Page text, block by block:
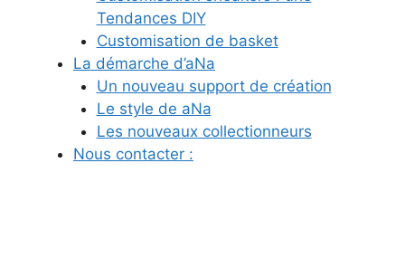
Tendances DIY
Customisation de basket
La démarche d’aNa
Un nouveau support de création
Le style de aNa
Les nouveaux collectionneurs
Nous contacter :